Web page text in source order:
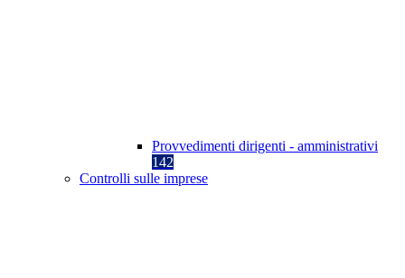
Provvedimenti dirigenti - amministrativi
142
Controlli sulle imprese